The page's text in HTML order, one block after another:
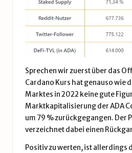
Sprechen wir zuerst über das
Cardano Kurs hat genauso wie
Marktes in 2022 keine gute
Marktkapitalisierung der ADA
um 79 % zurückgegangen. Der
verzeichnet dabei einen
Positiv zu werten, ist allerdings